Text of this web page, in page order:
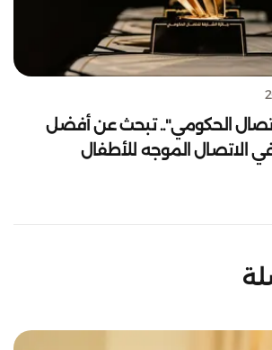
الحكومي".. تبحث عن أفضل
في الاتصال الموجه للأطفال